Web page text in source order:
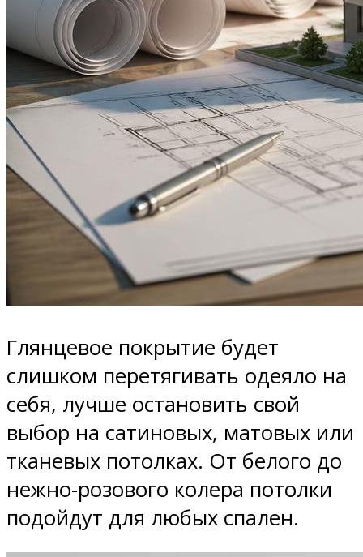
Глянцевое покрытие будет
слишком перетягивать одеяло на
себя, лучше остановить свой
выбор на сатиновых, матовых или
тканевых потолках. От белого до
нежно-розового колера потолки
подойдут для любых спален.